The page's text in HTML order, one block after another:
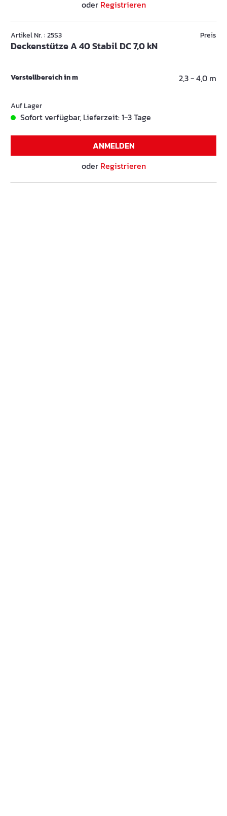
oder Registrieren
Artikel Nr. : 25S3
Deckenstütze A 40 Stabil DC 7,0 kN
Preis
Verstellbereich in m 2,3 - 4,0 m
Auf Lager
Sofort verfügbar, Lieferzeit: 1-3 Tage
ANMELDEN
oder Registrieren